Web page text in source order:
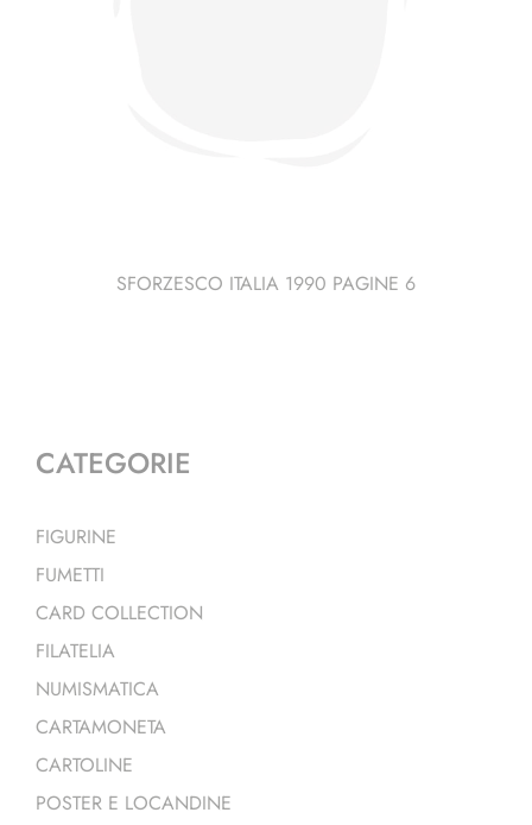
SFORZESCO ITALIA 1990 PAGINE 6
CATEGORIE
FIGURINE
FUMETTI
CARD COLLECTION
FILATELIA
NUMISMATICA
CARTAMONETA
CARTOLINE
POSTER E LOCANDINE